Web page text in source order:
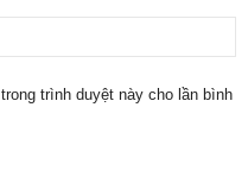
trình duyệt này cho lần bình